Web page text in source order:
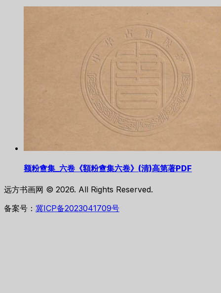
额粉盦集_六卷《額粉盦集六卷》(清)高第著PDF
远方书画网 © 2026. All Rights Reserved.
备案号： 冀ICP备2023041709号